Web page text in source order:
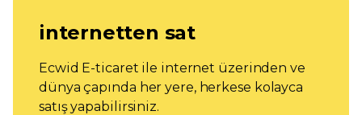
internetten sat
Ecwid E-ticaret ile internet üzerinden ve
dünya çapında her yere, herkese kolayca
satış yapabilirsiniz.